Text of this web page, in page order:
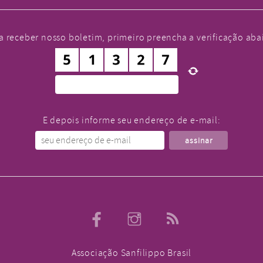
receber nosso boletim, primeiro preencha a verificação
E depois informe seu endereço de e-mail:
Associação Sanfilippo Brasil